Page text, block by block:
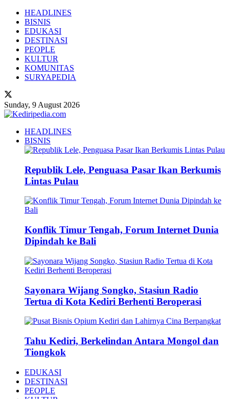
HEADLINES
BISNIS
EDUKASI
DESTINASI
PEOPLE
KULTUR
KOMUNITAS
SURYAPEDIA
Sunday, 9 August 2026
HEADLINES
BISNIS
Republik Lele, Penguasa Pasar Ikan Berkumis
Lintas Pulau
Konflik Timur Tengah, Forum Internet Dunia
Dipindah ke Bali
Sayonara Wijang Songko, Stasiun Radio
Tertua di Kota Kediri Berhenti Beroperasi
Tahu Kediri, Berkelindan Antara Mongol dan
Tiongkok
EDUKASI
DESTINASI
PEOPLE